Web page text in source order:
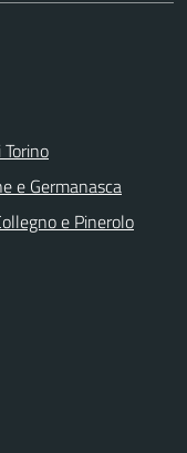
e Germanasca
e Pinerolo